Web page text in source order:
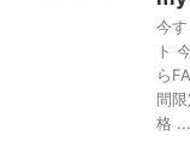
今
ト
ら
間
格 ...